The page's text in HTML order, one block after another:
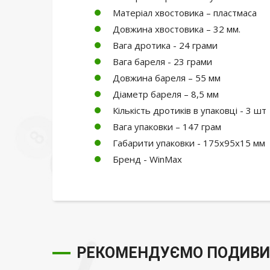
Матеріал хвостовика – пластмаса
Довжина хвостовика – 32 мм.
Вага дротика - 24 грами
Вага бареля - 23 грами
Довжина бареля – 55 мм
Діаметр бареля – 8,5 мм
Кількість дротиків в упаковці - 3 шт
Вага упаковки – 147 грам
Габарити упаковки - 175х95х15 мм
Бренд - WinMax
РЕКОМЕНДУЄМО